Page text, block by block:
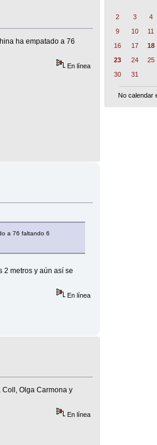
ha empatado a 76
En línea
a 76 faltando 6
2 metros y aún así se
En línea
Olga Carmona y
En línea
2
3 4
9
10 11
16
17 18
23
24 25
30
31
No calendar